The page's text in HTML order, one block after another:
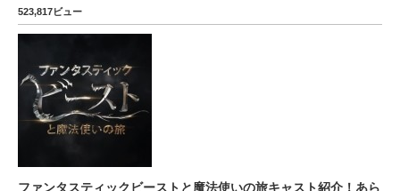
523,817ビュー
ファンタスティックビーストと魔法使いの旅キャスト紹介！あら